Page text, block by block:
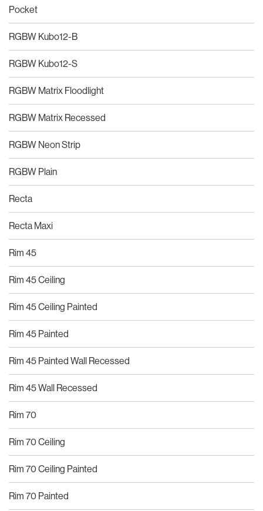
Pocket
RGBW Kubo12-B
RGBW Kubo12-S
RGBW Matrix Floodlight
RGBW Matrix Recessed
RGBW Neon Strip
RGBW Plain
Recta
Recta Maxi
Rim 45
Rim 45 Ceiling
Rim 45 Ceiling Painted
Rim 45 Painted
Rim 45 Painted Wall Recessed
Rim 45 Wall Recessed
Rim 70
Rim 70 Ceiling
Rim 70 Ceiling Painted
Rim 70 Painted